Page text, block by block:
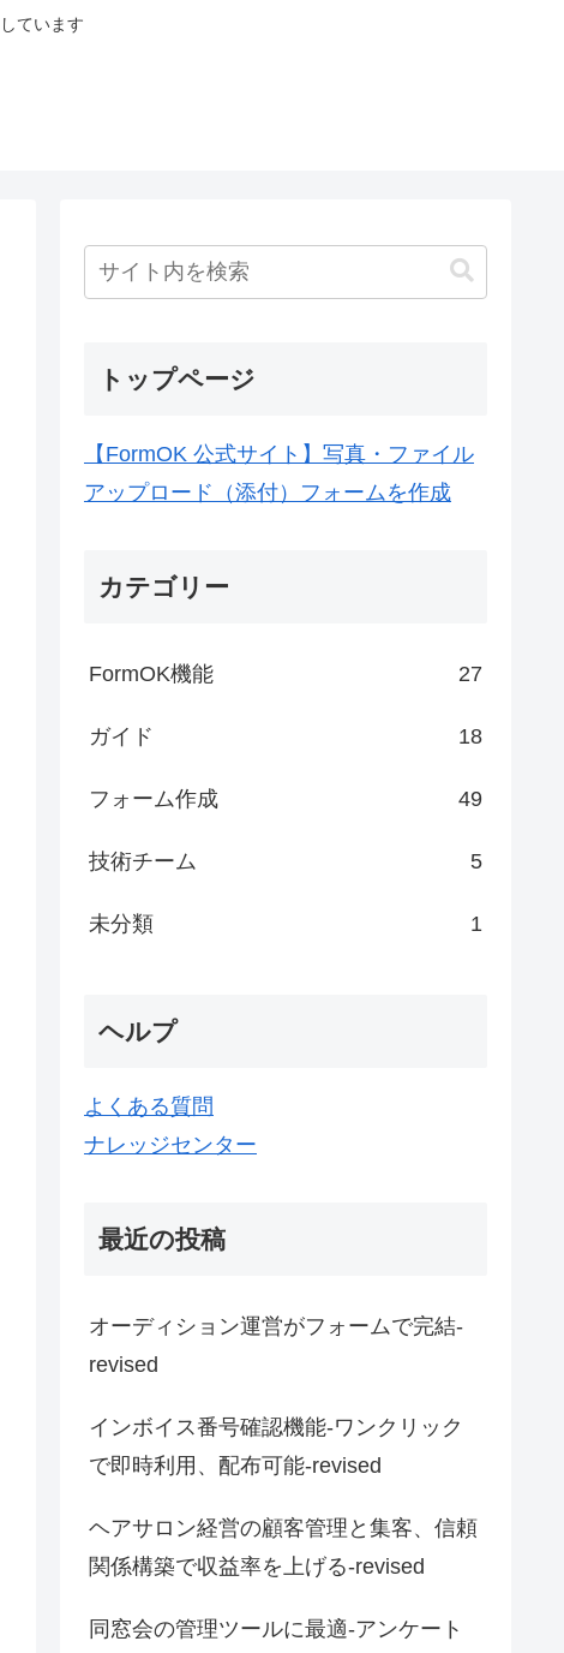
ています
トップページ
【FormOK 公式サイト】写真・ファイル
アップロード（添付）フォームを作成
カテゴリー
FormOK機能 27
ガイド 18
フォーム作成 49
技術チーム 5
未分類 1
ヘルプ
よくある質問
ナレッジセンター
最近の投稿
オーディション運営がフォームで完結-
revised
インボイス番号確認機能-ワンクリック
で即時利用、配布可能-revised
ヘアサロン経営の顧客管理と集客、信頼
関係構築で収益率を上げる-revised
同窓会の管理ツールに最適-アンケート